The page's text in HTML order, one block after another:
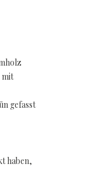
mit
gefasst
haben,